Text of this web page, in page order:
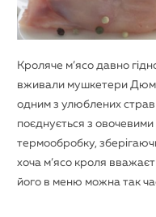
Кроляче м’ясо давно
вживали мушкетери
одним з улюблених
поєднується з
термообробку, зберігаючи
хоча м’ясо кроля
його в меню можна так